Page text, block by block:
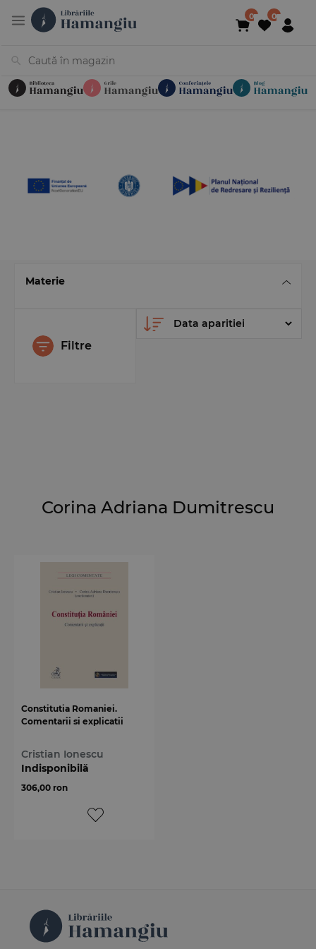
Materie
Filtre
Corina Adriana Dumitrescu
Constitutia Romaniei.
Comentarii si explicatii
Cristian Ionescu
Indisponibilă
306,00 ron